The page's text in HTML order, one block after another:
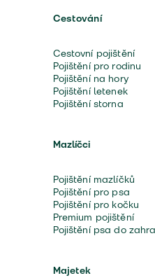
Cestování
Cestovní pojištění
Pojištění pro rodinu
Pojištění na hory
Pojištění letenek
Pojištění storna
Mazlíčci
Pojištění mazlíčků
Pojištění pro psa
Pojištění pro kočku
Premium pojištění
Pojištění psa do
Majetek